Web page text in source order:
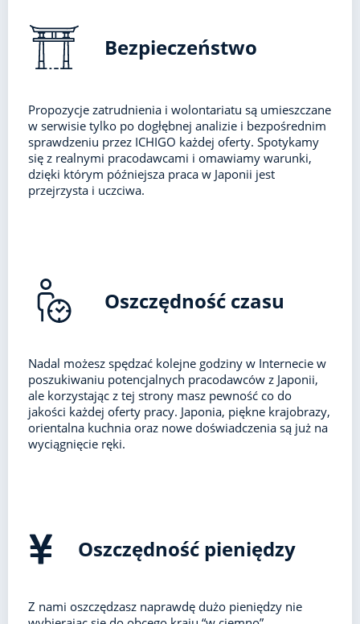
Bezpieczeństwo
Propozycje zatrudnienia i wolontariatu są umieszczane
w serwisie tylko po dogłębnej analizie i bezpośrednim
sprawdzeniu przez ICHIGO każdej oferty. Spotykamy
się z realnymi pracodawcami i omawiamy warunki,
dzięki którym późniejsza praca w Japonii jest
przejrzysta i uczciwa.
Oszczędność czasu
Nadal możesz spędzać kolejne godziny w Internecie w
poszukiwaniu potencjalnych pracodawców z Japonii,
ale korzystając z tej strony masz pewność co do
jakości każdej oferty pracy. Japonia, piękne krajobrazy,
orientalna kuchnia oraz nowe doświadczenia są już na
wyciągnięcie ręki.
Oszczędność pieniędzy
Z nami oszczędzasz naprawdę dużo pieniędzy nie